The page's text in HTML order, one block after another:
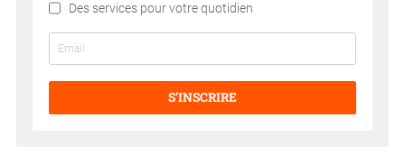
Des services pour votre quotidien
S’INSCRIRE